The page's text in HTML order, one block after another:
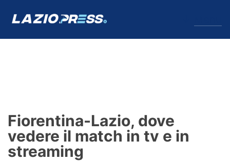
Formello
Infortuni
Fiorentina-Lazio, dove
vedere il match in tv e in
streaming